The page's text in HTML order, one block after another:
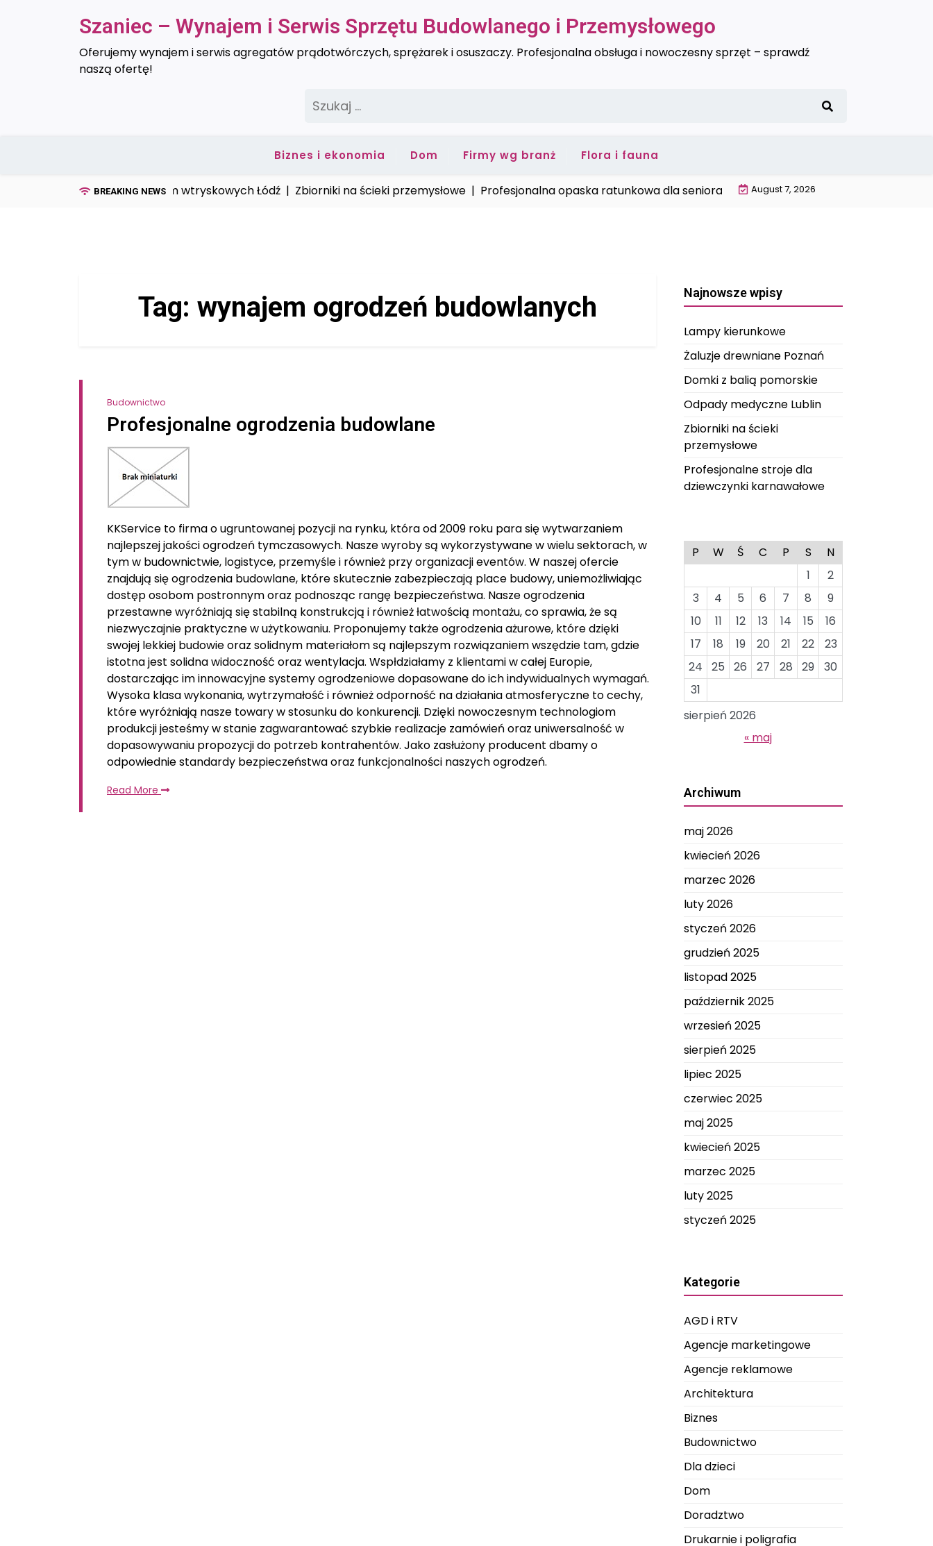
Szaniec – Wynajem i Serwis Sprzętu Budowlanego i Przemysłowego
Oferujemy wynajem i serwis agregatów prądotwórczych, sprężarek i osuszaczy. Profesjonalna obsługa i nowoczesny sprzęt – sprawdź
naszą ofertę!
Biznes i ekonomia Dom Firmy wg branż Flora i fauna
BREAKING NEWS
Serwis form wtryskowych Łódź |Zbiorniki na ścieki przemysłowe |Profesjonalna opaska ratunkowa dla seniora Trójmiasto |Wysokiej jakości
August 7, 2026
Tag: wynajem ogrodzeń budowlanych
Budownictwo
Profesjonalne ogrodzenia budowlane
KKService to firma o ugruntowanej pozycji na rynku, która od 2009 roku para się wytwarzaniem
najlepszej jakości ogrodzeń tymczasowych. Nasze wyroby są wykorzystywane w wielu sektorach, w
tym w budownictwie, logistyce, przemyśle i również przy organizacji eventów. W naszej ofercie
znajdują się ogrodzenia budowlane, które skutecznie zabezpieczają place budowy, uniemożliwiając
dostęp osobom postronnym oraz podnosząc rangę bezpieczeństwa. Nasze ogrodzenia
przestawne wyróżniają się stabilną konstrukcją i również łatwością montażu, co sprawia, że są
niezwyczajnie praktyczne w użytkowaniu. Proponujemy także ogrodzenia ażurowe, które dzięki
swojej lekkiej budowie oraz solidnym materiałom są najlepszym rozwiązaniem wszędzie tam, gdzie
istotna jest solidna widoczność oraz wentylacja. Wspłdziałamy z klientami w całej Europie,
dostarczając im innowacyjne systemy ogrodzeniowe dopasowane do ich indywidualnych wymagań.
Wysoka klasa wykonania, wytrzymałość i również odporność na działania atmosferyczne to cechy,
które wyróżniają nasze towary w stosunku do konkurencji. Dzięki nowoczesnym technologiom
produkcji jesteśmy w stanie zagwarantować szybkie realizacje zamówień oraz uniwersalność w
dopasowywaniu propozycji do potrzeb kontrahentów. Jako zasłużony producent dbamy o
odpowiednie standardy bezpieczeństwa oraz funkcjonalności naszych ogrodzeń.
Read More
Najnowsze wpisy
Lampy kierunkowe
Żaluzje drewniane Poznań
Domki z balią pomorskie
Odpady medyczne Lublin
Zbiorniki na ścieki
przemysłowe
Profesjonalne stroje dla
dziewczynki karnawałowe
sierpień 2026
P W Ś C P S
N
1
2
3
4 5 6 7 8
9
10
11 12 13 14 15
16
17
18 19 20 21 22
23
24
25 26 27 28 29
30
31
« maj
Archiwum
maj 2026
kwiecień 2026
marzec 2026
luty 2026
styczeń 2026
grudzień 2025
listopad 2025
październik 2025
wrzesień 2025
sierpień 2025
lipiec 2025
czerwiec 2025
maj 2025
kwiecień 2025
marzec 2025
luty 2025
styczeń 2025
Kategorie
AGD i RTV
Agencje marketingowe
Agencje reklamowe
Architektura
Biznes
Budownictwo
Dla dzieci
Dom
Doradztwo
Drukarnie i poligrafia